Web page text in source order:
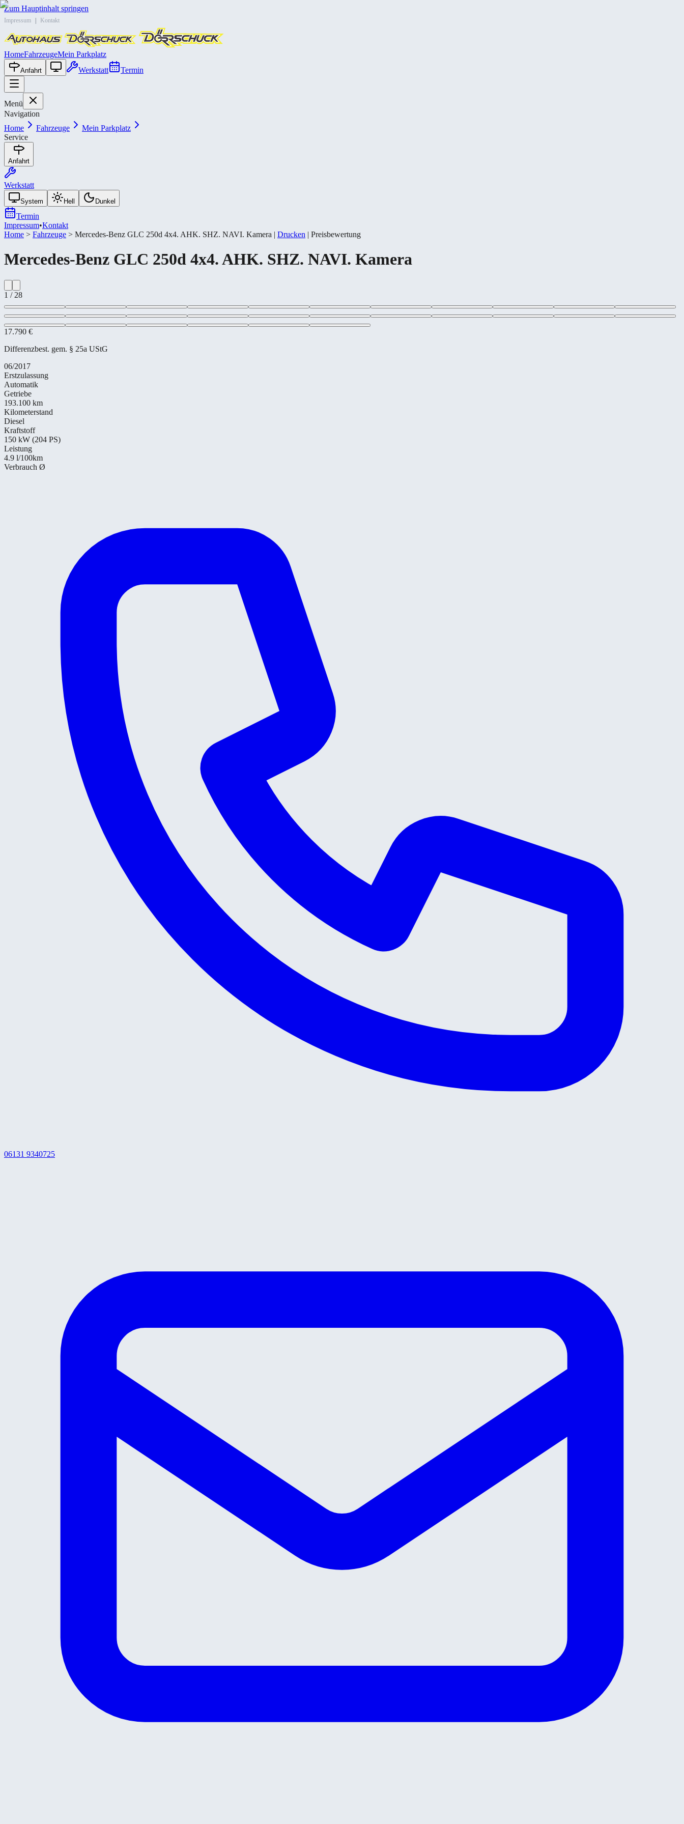
Zum Hauptinhalt springen
Impressum Kontakt
HomeFahrzeugeMein Parkplatz
Anfahrt Werkstatt Termin
Menü
Navigation
Home
Fahrzeuge
Mein Parkplatz
Service
Anfahrt
Werkstatt
System Hell Dunkel
Termin
Impressum•Kontakt
Home > Fahrzeuge > Mercedes-​Benz GLC 250d 4x4. AHK. SHZ. NAVI. Kamera | Drucken | Preisbewertung
Mercedes-​Benz GLC 250d 4x4. AHK. SHZ. NAVI. Kamera
1 / 28
17.790 €
Differenzbest. gem. § 25a UStG
06/2017
Erstzulassung
Automatik
Getriebe
193.100 km
Kilometerstand
Diesel
Kraftstoff
150 kW (204 PS)
Leistung
4.9 l/100km
Verbrauch Ø
06131 9340725